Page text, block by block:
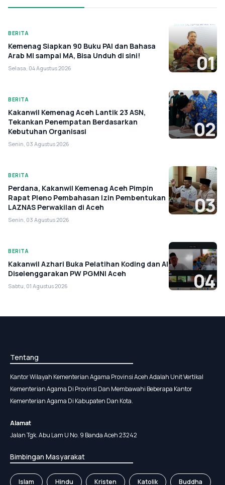
BERITA
Kemenag Siapkan 90 Buku PAI dan Bahasa
Arab MI sampai MA, Bisa Unduh di sini!
Selasa, 04 Agustus 2026 01
BERITA
Kakanwil Kemenag Aceh Lantik 23 ASN,
Tekankan Penempatan Berdasarkan
Kebutuhan Organisasi
Senin, 03 Agustus 2026
02
BERITA
Perdana, Kakanwil Kemenag Aceh Pimpin
Rapat Pleno Pembahasan Izin Pembentukan
LAZNAS Perwakilan di Aceh
Senin, 03 Agustus 2026
03
BERITA
Kakanwil Azhari Buka Pelatihan Koding dan AI
Diselenggarakan PW PGMNI Aceh
Sabtu, 01 Agustus 2026 04
Tentang
Kantor Wilayah Kementerian Agama Provinsi Aceh Adalah Unit Vertikal
Kementerian Agama Di Provinsi Dan Membawahi Beberapa Kantor
Kementerian Agama Di Kabupaten Dan Kota.
Alamat
Jalan Tgk. Abu Lam U No. 9 Banda Aceh 23242
Bimbingan Masyarakat
Islam Hindu Kristen Katolik Buddha